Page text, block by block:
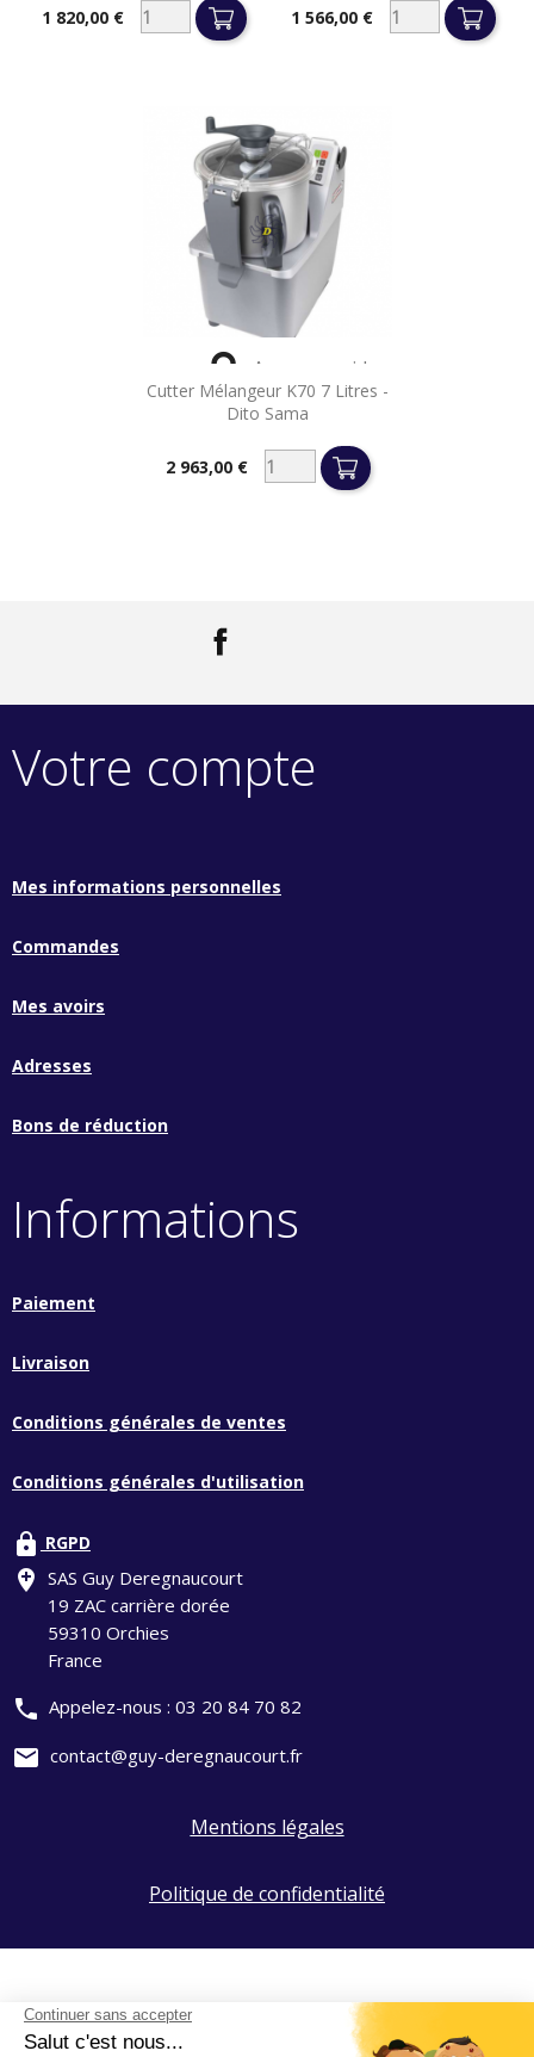
Prix1 820,00 € Prix1 566,00 €
Cutter Mélangeur K70 7 Litres -
Dito Sama
Prix2 963,00 €
 Aperçu rapide
Votre compte
Mes informations personnelles
Commandes
Mes avoirs
Adresses
Bons de réduction
Informations
Paiement
Livraison
Conditions générales de ventes
Conditions générales d'utilisation
lock RGPD
add_location SAS Guy Deregnaucourt
19 ZAC carrière dorée
59310 Orchies
France
phone Appelez-nous : 03 20 84 70 82
mail contact@guy-deregnaucourt.fr
Mentions légales
Politique de confidentialité